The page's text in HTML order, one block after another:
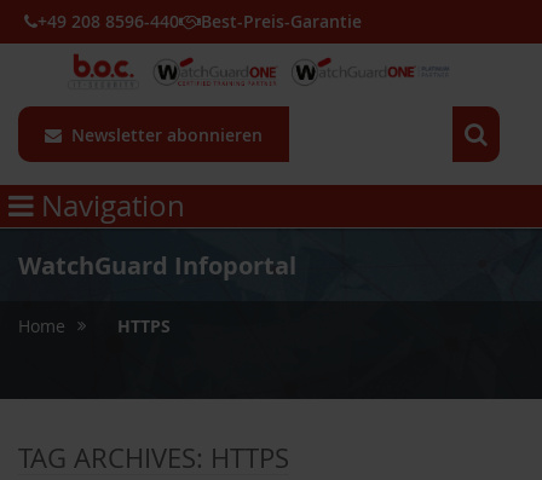
Newsletter abonnieren
+49 208 8596-440 Best-Preis-Garantie
Navigation
WatchGuard Infoportal
Home HTTPS
TAG ARCHIVES: HTTPS